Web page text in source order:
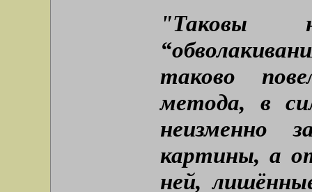
"Таковы
таково
метода, в
неизменно
картины, а
ней,